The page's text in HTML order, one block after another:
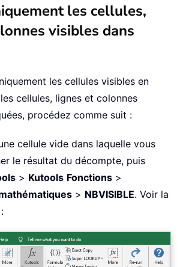
les cellules,
visibles dans
les cellules visibles en
cellules, lignes et colonnes
procédez comme suit :
cellule vide dans laquelle vous
le résultat du décompte, puis
> Kutools Fonctions >
> NBVISIBLE. Voir la